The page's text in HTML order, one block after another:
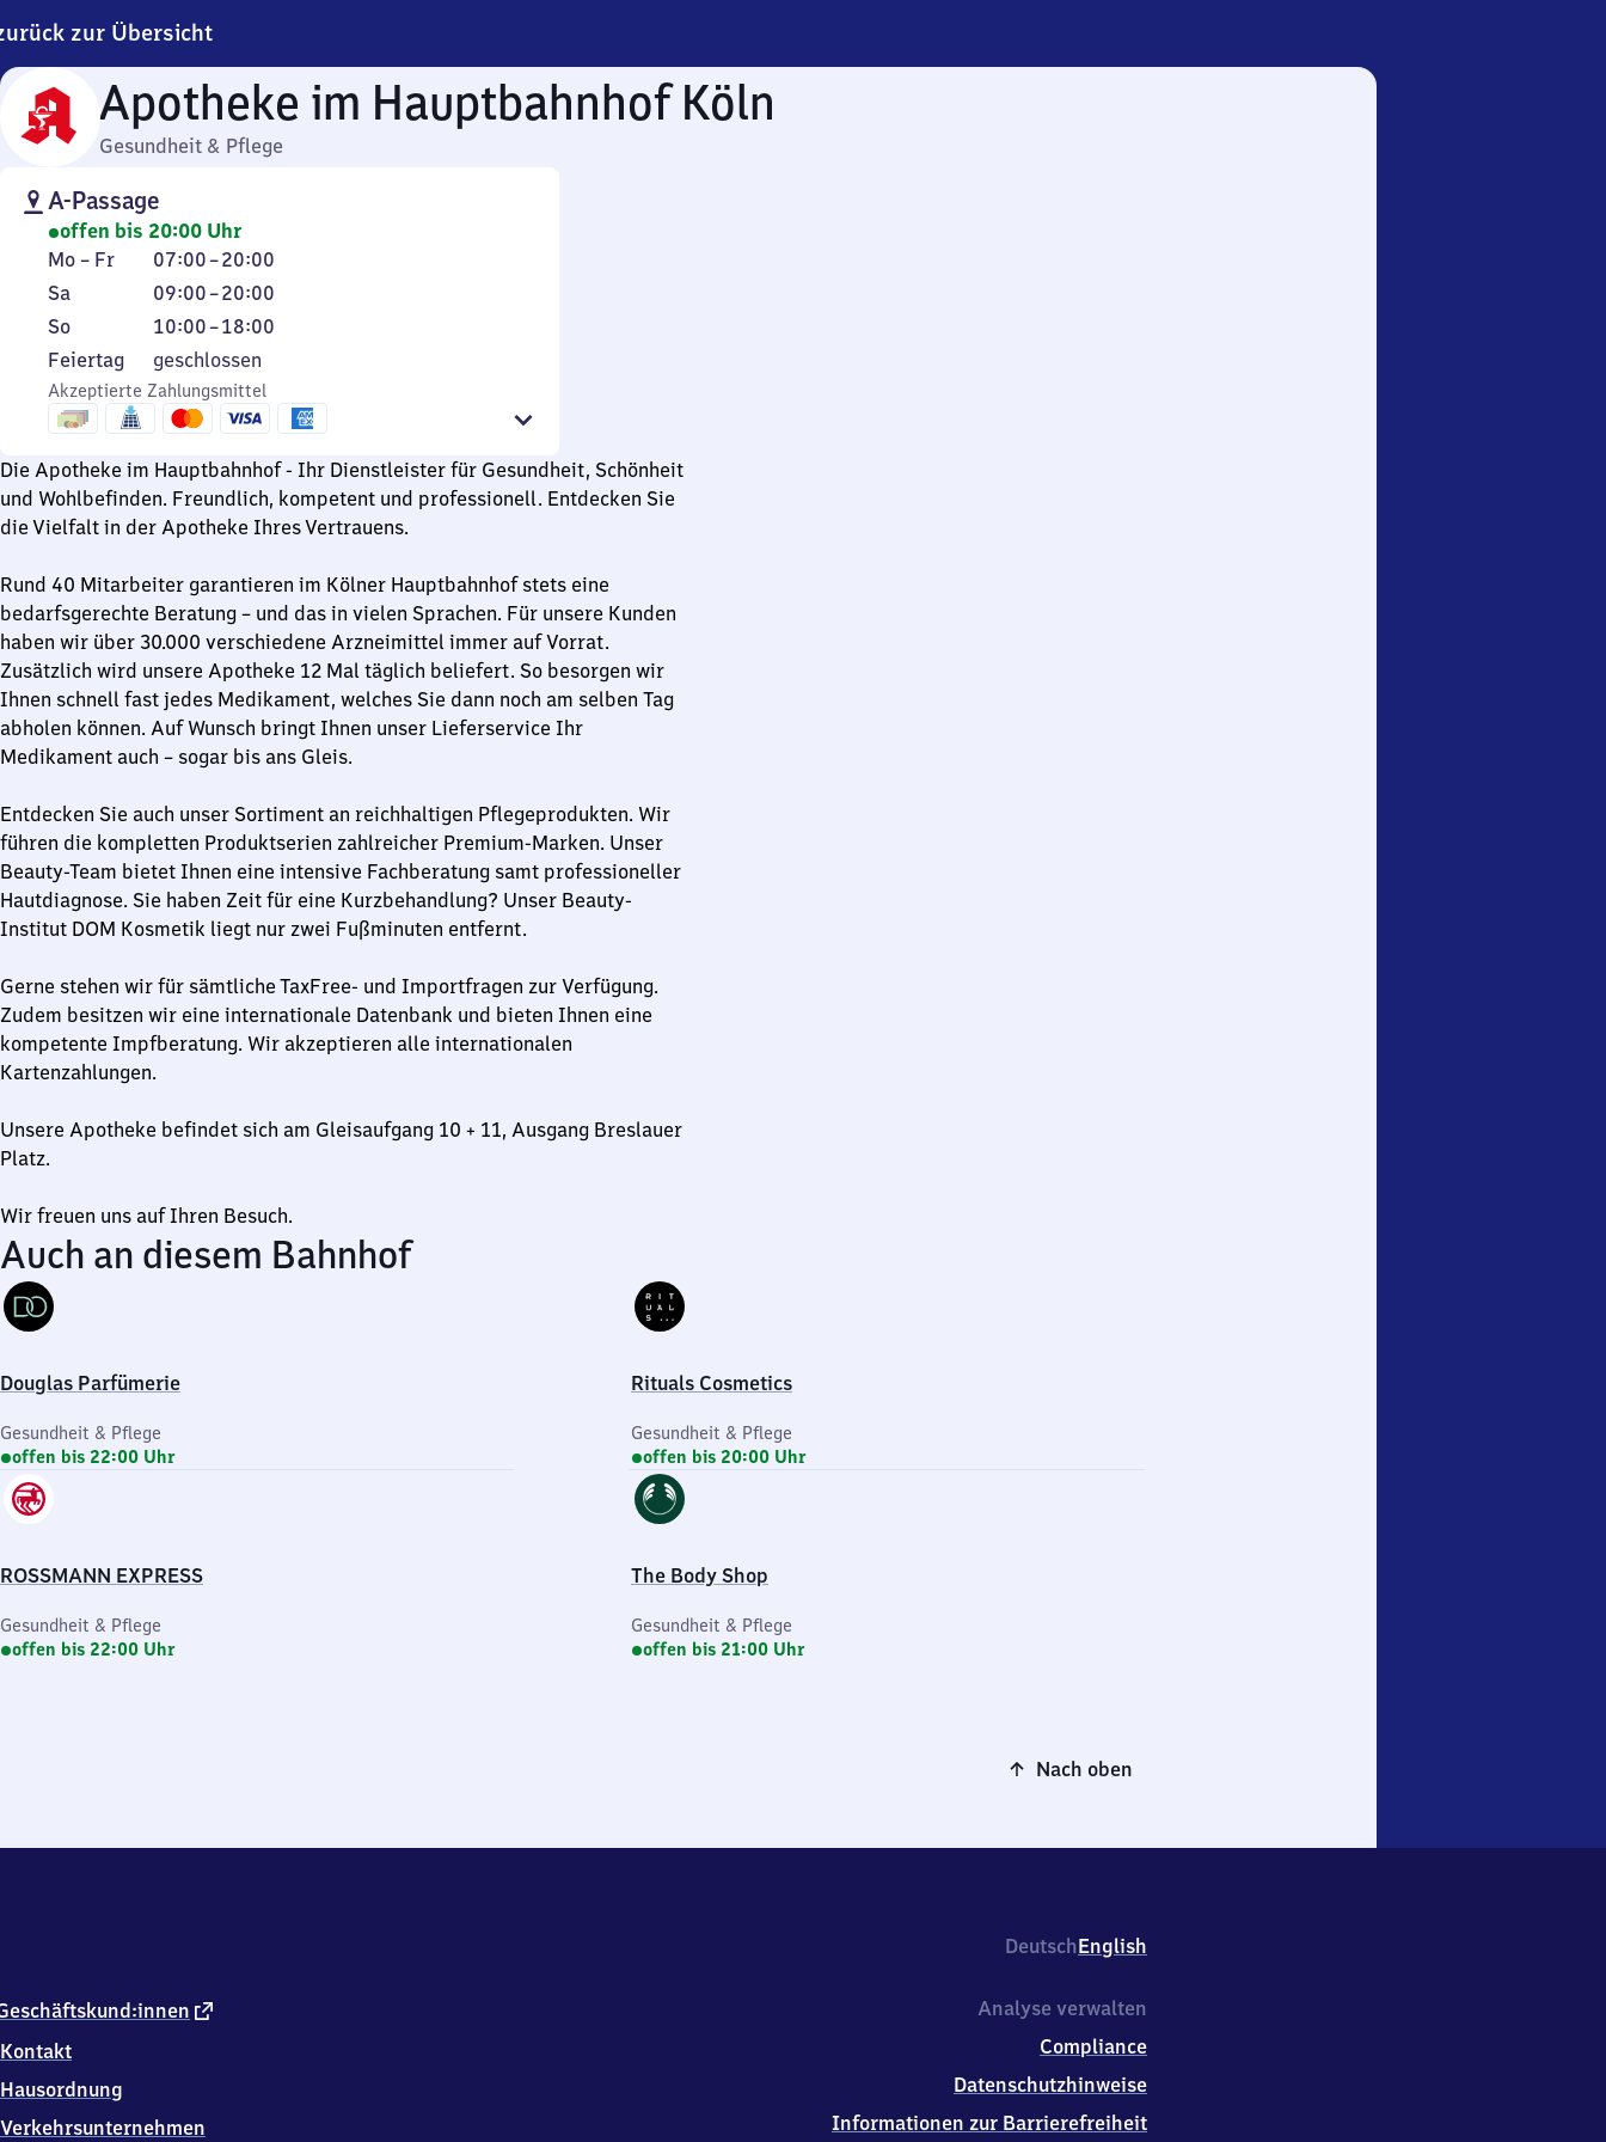
zur Übersicht
Apotheke im Hauptbahnhof Köln
Gesundheit & Pflege
A-Passage
offen bis 20:00 Uhr
Montag
bis
Freitag
Mo – Fr 07:00–20:00
Von
7
Uhr
20
Uhr
Samstag
Sa 09:00–20:00
Von
9
bis
20
Uhr
Sonntag
So 10:00–18:00
Von
10
Uhr
bis
18
Uhr
Feiertag
Feiertag geschlossen
Akzeptierte Zahlungsmittel
Die Apotheke im Hauptbahnhof - Ihr Dienstleister für Gesundheit, Schönheit
und Wohlbefinden. Freundlich, kompetent und professionell. Entdecken Sie
die Vielfalt in der Apotheke Ihres Vertrauens.
Rund 40 Mitarbeiter garantieren im Kölner Hauptbahnhof stets eine
bedarfsgerechte Beratung – und das in vielen Sprachen. Für unsere Kunden
haben wir über 30.000 verschiedene Arzneimittel immer auf Vorrat.
Zusätzlich wird unsere Apotheke 12 Mal täglich beliefert. So besorgen wir
Ihnen schnell fast jedes Medikament, welches Sie dann noch am selben Tag
abholen können. Auf Wunsch bringt Ihnen unser Lieferservice Ihr
Medikament auch – sogar bis ans Gleis.
Entdecken Sie auch unser Sortiment an reichhaltigen Pflegeprodukten. Wir
führen die kompletten Produktserien zahlreicher Premium-Marken. Unser
Beauty-Team bietet Ihnen eine intensive Fachberatung samt professioneller
Hautdiagnose. Sie haben Zeit für eine Kurzbehandlung? Unser Beauty-
Institut DOM Kosmetik liegt nur zwei Fußminuten entfernt.
Gerne stehen wir für sämtliche TaxFree- und Importfragen zur Verfügung.
Zudem besitzen wir eine internationale Datenbank und bieten Ihnen eine
kompetente Impfberatung. Wir akzeptieren alle internationalen
Kartenzahlungen.
Unsere Apotheke befindet sich am Gleisaufgang 10 + 11, Ausgang Breslauer
Platz.
Wir freuen uns auf Ihren Besuch.
Auch an diesem Bahnhof
Douglas Parfümerie
Gesundheit & Pflege
offen bis 22:00 Uhr
Rituals Cosmetics
Gesundheit & Pflege
offen bis 20:00 Uhr
ROSSMANN EXPRESS
Gesundheit & Pflege
offen bis 22:00 Uhr
The Body Shop
Gesundheit & Pflege
offen bis 21:00 Uhr
Nach oben
DeutschEnglish
externer
Kontakt
Hausordnung
Verkehrsunternehmen
Analyse verwalten
Compliance
Datenschutzhinweise
Informationen zur Barrierefreiheit